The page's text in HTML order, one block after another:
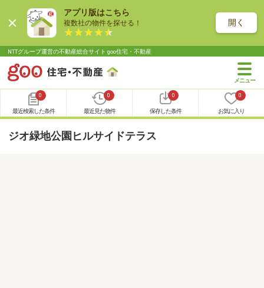
アプリ版はこちら
複数社の物件を探せる！ 開く
NTTグループ運営の不動産総合サイト goo住宅・不動産
0
最近検索した条件
0
最近見た物件
0
保存した条件
0
お気に入り
ジオ緑地公園ヒルサイドテラス